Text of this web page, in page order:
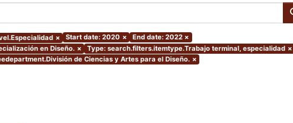
× Start date: 2020 × End date: 2022 ×
en Diseño. × Type: search.filters.itemtype.Trabajo terminal, especialidad ×
de Ciencias y Artes para el Diseño. ×